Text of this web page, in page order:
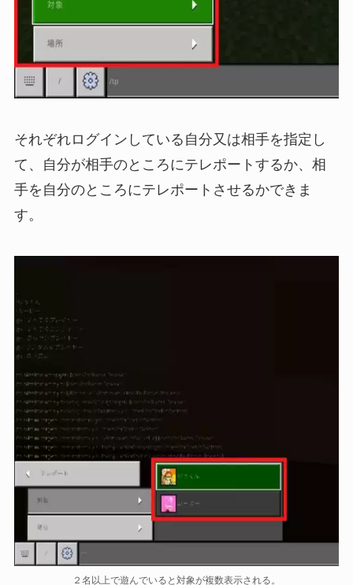
それぞれログインしている自分又は相手を指定し
て、自分が相手のところにテレポートするか、相
手を自分のところにテレポートさせるかできま
す。
２名以上で遊んでいると対象が複数表示される。